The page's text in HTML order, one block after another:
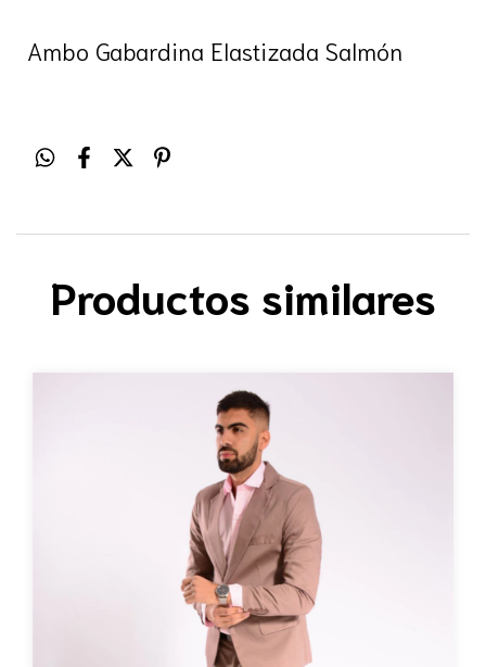
Ambo Gabardina Elastizada Salmón
Productos similares